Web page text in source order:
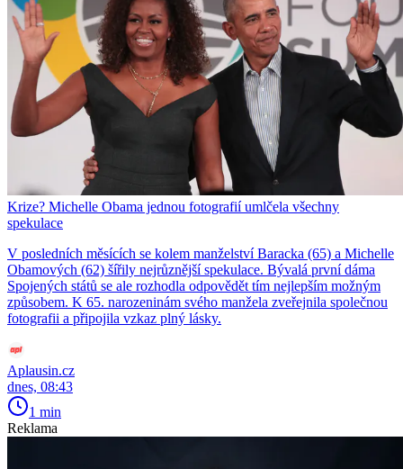
Krize? Michelle Obama jednou fotografií umlčela všechny
spekulace
V posledních měsících se kolem manželství Baracka (65) a Michelle
Obamových (62) šířily nejrůznější spekulace. Bývalá první dáma
Spojených států se ale rozhodla odpovědět tím nejlepším možným
způsobem. K 65. narozeninám svého manžela zveřejnila společnou
fotografii a připojila vzkaz plný lásky.
Aplausin.cz
dnes, 08:43
1 min
Reklama